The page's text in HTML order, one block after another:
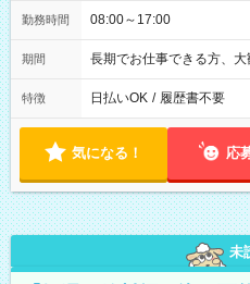
勤務時間 08:00～17:00
期間 長期でお仕事できる方、大
特徴 日払いOK / 履歴書不要
気になる！ 応
未